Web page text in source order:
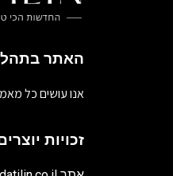
האתר
אנו עושים כל
זכויות